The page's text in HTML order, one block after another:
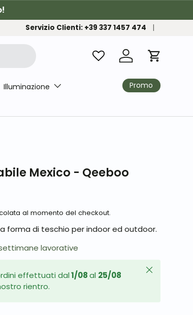
Servizio Clienti: +39 337 1457 474
Accedi Carrello
Illuminazione Promo
Mexico - Qeeboo
al momento del checkout.
forma di teschio per indoor ed outdoor.
lavorative
effettuati dal1/08al 25/08
rientro.
Chiudi